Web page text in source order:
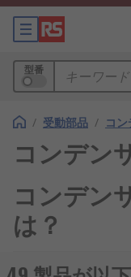
型番
/ 受動部品 / コ
コンデン
コンデン
は？
コンデンサ用アク